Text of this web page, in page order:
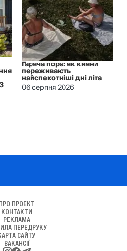
Гаряча пора: як кияни
переживають
найспекотніші дні літа
06 серпня 2026
ПРО ПРОЕКТ
КОНТАКТИ
РЕКЛАМА
ПЕРЕДРУКУ
САЙТУ
ВАКАНСІЇ